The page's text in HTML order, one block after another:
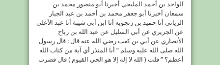
الواحد بن أحمد المليحي أخبرنا أبو منصور محمد بن
سمعان أخبرنا أبو جعفر محمد بن أحمد بن عبد الجبار
الرياني أنا حميد بن زنجويه أنا ابن أبي شيبة أنا عبد الأعلى
عن الجريري عن أبي السليل عن عبد الله بن رباح
الأنصاري عن أبي بن كعب رضي الله عنه قال : قال رسول
الله صلى الله عليه وسلم ” أبا المنذر أي آية من كتاب الله
أعظم؟ ” قلت ( الله لا إله إلا هو الحي القيوم ) قال فضرب